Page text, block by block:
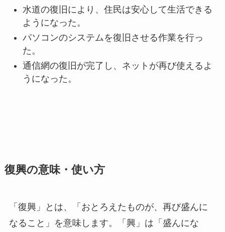
水道の復旧により、住民は安心して生活できる
ようになった。
パソコンのシステムを復旧させる作業を行っ
た。
通信網の復旧が完了し、ネットが再び使えるよ
うになった。
復興の意味・使い方
「復興」とは、「おとろえたものが、再び盛んに
なること」を意味します。「興」は「盛んにな